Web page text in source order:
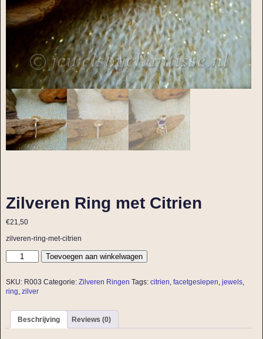
Zilveren Ring met Citrien
€21,50
zilveren-ring-met-citrien
Toevoegen aan winkelwagen
SKU: R003 Categorie: Zilveren Ringen Tags: citrien, facetgeslepen, jewels,
ring, zilver
Beschrijving Reviews (0)